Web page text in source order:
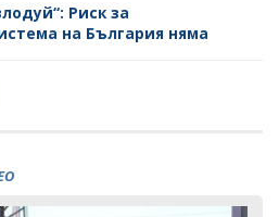
Риск за
на България няма